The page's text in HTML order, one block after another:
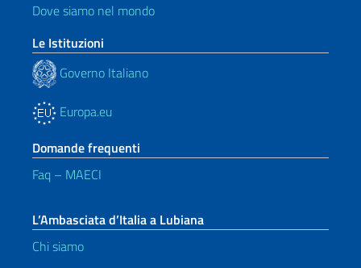
Dove siamo nel mondo
Le Istituzioni
Governo Italiano
Europa.eu
Domande frequenti
Faq – MAECI
L’Ambasciata d’Italia a Lubiana
Chi siamo